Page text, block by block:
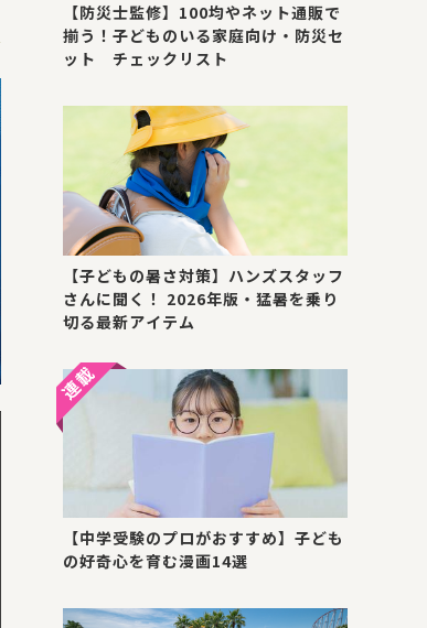
【防災士監修】100均やネット通販で
揃う！子どものいる家庭向け・防災セ
ット チェックリスト
【子どもの暑さ対策】ハンズスタッフ
さんに聞く！ 2026年版・猛暑を乗り
切る最新アイテム
【中学受験のプロがおすすめ】子ども
の好奇心を育む漫画14選